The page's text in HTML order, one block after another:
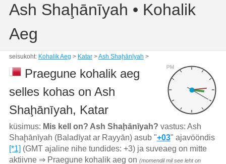
Ash Shaḩānīyah • Kohalik
Aeg
seisukoht: Kohalik Aeg > Katar>Ash Shaḩānīyah >
PM
Praegune kohalik aeg
selles kohas on Ash
Shaḩānīyah, Katar
küsimus: Mis kell on? Ash Shaḩānīyah? vastus: Ash
Shaḩānīyah (Baladīyat ar Rayyān) asub "+03" ajavööndis
[*1] (GMT ajaline nihe tundides: +3) ja suveaeg on mitte
aktiivne ⇒ Praegune kohalik aeg on (momendil mil see leht on